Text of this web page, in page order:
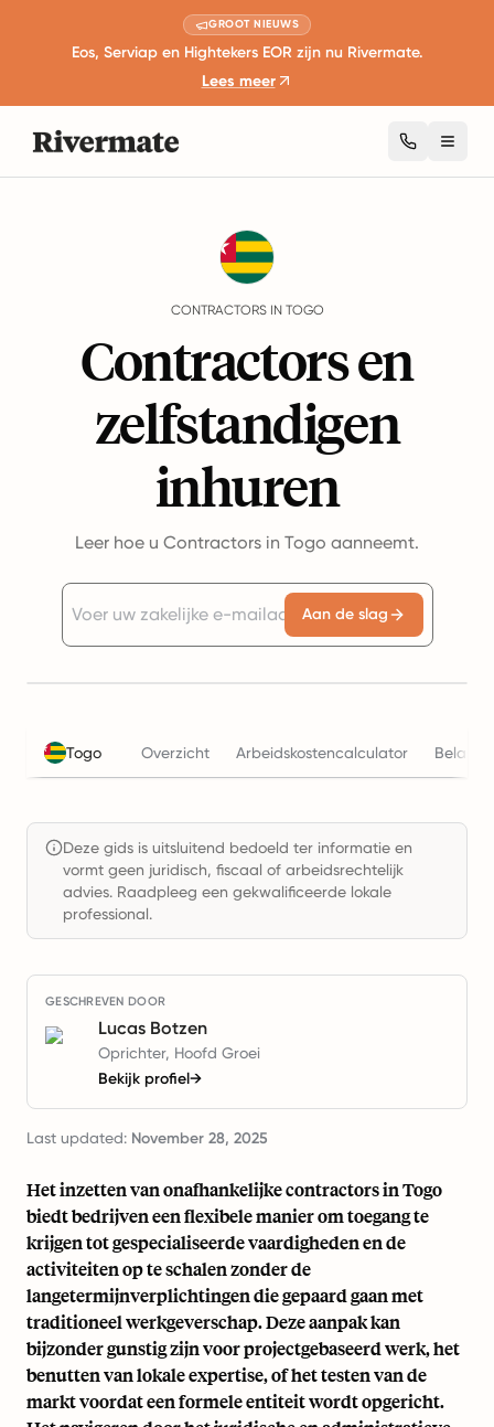
GROOT NIEUWS
Eos, Serviap en Hightekers EOR zijn nu Rivermate.
Lees meer
CONTRACTORS IN TOGO
Contractors en
zelfstandigen
inhuren
Leer hoe u Contractors in Togo aanneemt.
Aan de slag
Togo Overzicht Arbeidskostencalculator
Deze gids is uitsluitend bedoeld ter informatie en
vormt geen juridisch, fiscaal of arbeidsrechtelijk
advies. Raadpleeg een gekwalificeerde lokale
professional.
GESCHREVEN DOOR
Lucas Botzen
Oprichter, Hoofd Groei
Bekijk profiel→
Last updated: November 28, 2025
Het inzetten van onafhankelijke contractors in Togo
biedt bedrijven een flexibele manier om toegang te
krijgen tot gespecialiseerde vaardigheden en de
activiteiten op te schalen zonder de
langetermijnverplichtingen die gepaard gaan met
traditioneel werkgeverschap. Deze aanpak kan
bijzonder gunstig zijn voor projectgebaseerd werk, het
benutten van lokale expertise, of het testen van de
markt voordat een formele entiteit wordt opgericht.